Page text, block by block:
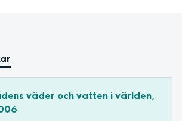
väder och vatten i världen,